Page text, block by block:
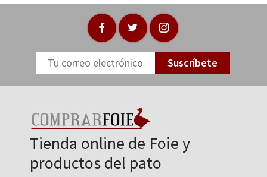
Suscríbete
Tienda online de Foie y
productos del pato